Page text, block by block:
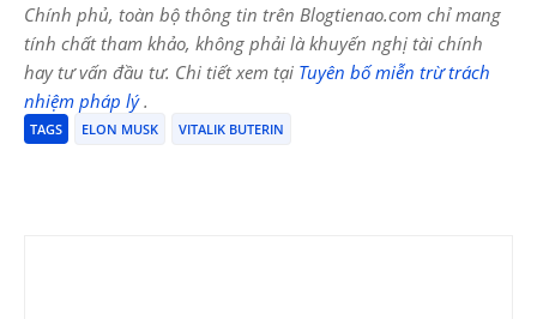
Chính phủ, toàn bộ thông tin trên Blogtienao.com chỉ mang
tính chất tham khảo, không phải là khuyến nghị tài chính
hay tư vấn đầu tư. Chi tiết xem tại Tuyên bố miễn trừ trách
nhiệm pháp lý.
TAGS ELON MUSK VITALIK BUTERIN